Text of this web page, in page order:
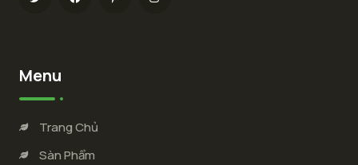
Menu
Trang Chủ
Sàn Phẩm